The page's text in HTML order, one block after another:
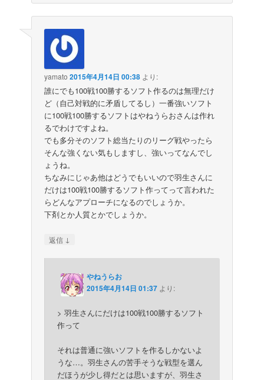
yamato 2015年4月14日 00:38 より:
誰にでも100戦100勝するソフト作るのは無理だけ
ど（自己対戦的に矛盾してるし）一番強いソフト
に100戦100勝するソフトはやねうらおさんは作れ
るでわけですよね。
でも多分そのソフト総当たりのリーグ戦やったら
そんな強くない気もしますし、強いってなんでし
ょうね。
ちなみにじゃあ他はどうでもいいので羽生さんに
だけは100戦100勝するソフト作ってって言われた
らどんなアプローチになるのでしょうか。
下剤とか人質とかでしょうか。
返信 ↓
やねうらお
2015年4月14日 01:37 より:
> 羽生さんにだけは100戦100勝するソフト
作って
それは普通に強いソフトを作るしかないよ
うな…。羽生さんの苦手そうな戦型を選ん
だほうが少し得だとは思いますが、羽生さ